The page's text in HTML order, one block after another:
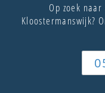
Op zoek
Kloostermanswijk?